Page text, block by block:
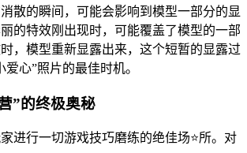
散的瞬间，可能会影响到模型一部分的显
的特效刚出现时，可能覆盖了模型的一部
，模型重新显露出来，这个短暂的显露过
心”照片的最佳时机。
”的终极奥秘
进行一切游戏技巧磨练的绝佳场⭐所。对